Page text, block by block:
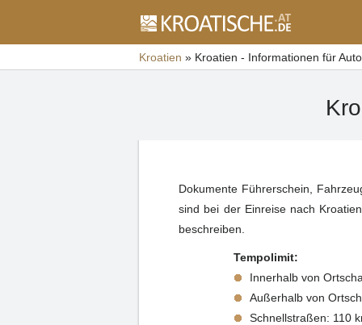
Kroatien » Kroatien - Informationen für
Dokumente Führerschein,
sind bei der Einreise nach
beschreiben.
Tempolimit:
Innerhalb von
Außerhalb von
Schnellstraßen: 110